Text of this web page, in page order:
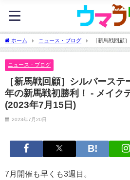
ホーム ニュース・ブログ
［新馬戦回顧
年の新馬戦初勝利！ - メイクデビューの勝者たち
ニュース・ブログ
［新馬戦回顧］シルバース
年の新馬戦初勝利！ - メイク
(2023年7月15日)
2023年7月20日
7月開催も早くも3週目。